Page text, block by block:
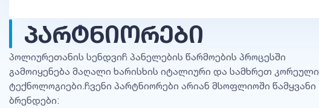
ᲞᲐᲠᲢᲜᲘᲝᲠᲔᲑᲘ
პოლიურეთანის სენდვიჩ პანელების წარმოების პროცესში
გამოიყენება მაღალი ხარისხის იტალიური და სამხრეთ კორეული
ტექნოლოგიები.ჩვენი პარტნიორები არიან მსოფლიოში წამყვანი
ბრენდები: